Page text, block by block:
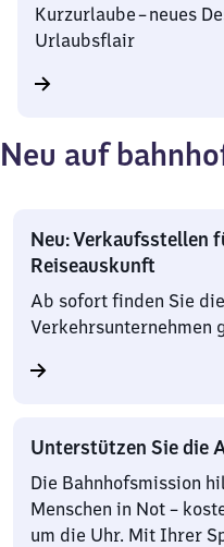
Kurzurlaube – neues
Urlaubsflair
Neu auf
Neu: Verkaufsstellen
Reiseauskunft
Ab sofort finden Sie
Verkehrsunternehmen
Unterstützen Sie die
Die Bahnhofsmission
Menschen in Not –
um die Uhr. Mit Ihrer